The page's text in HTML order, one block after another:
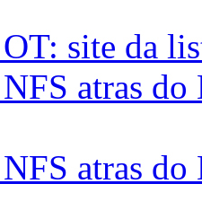
site da
atras
atras